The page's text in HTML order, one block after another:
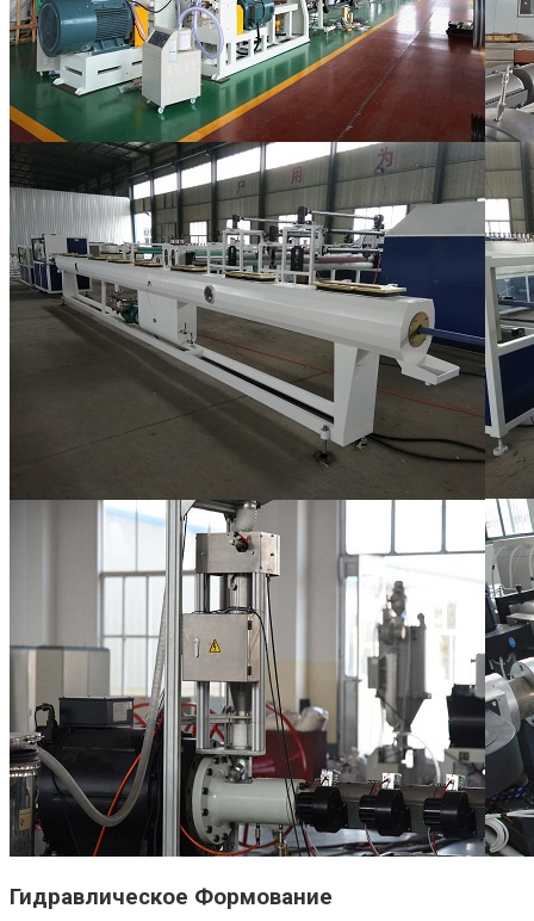
Гидравлическое Формование